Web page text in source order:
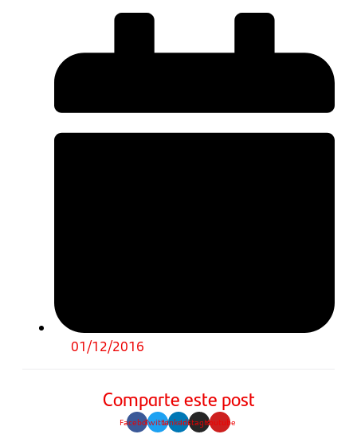
01/12/2016
Comparte este post
FacebookTwitterLinkedinInstagramYoutube